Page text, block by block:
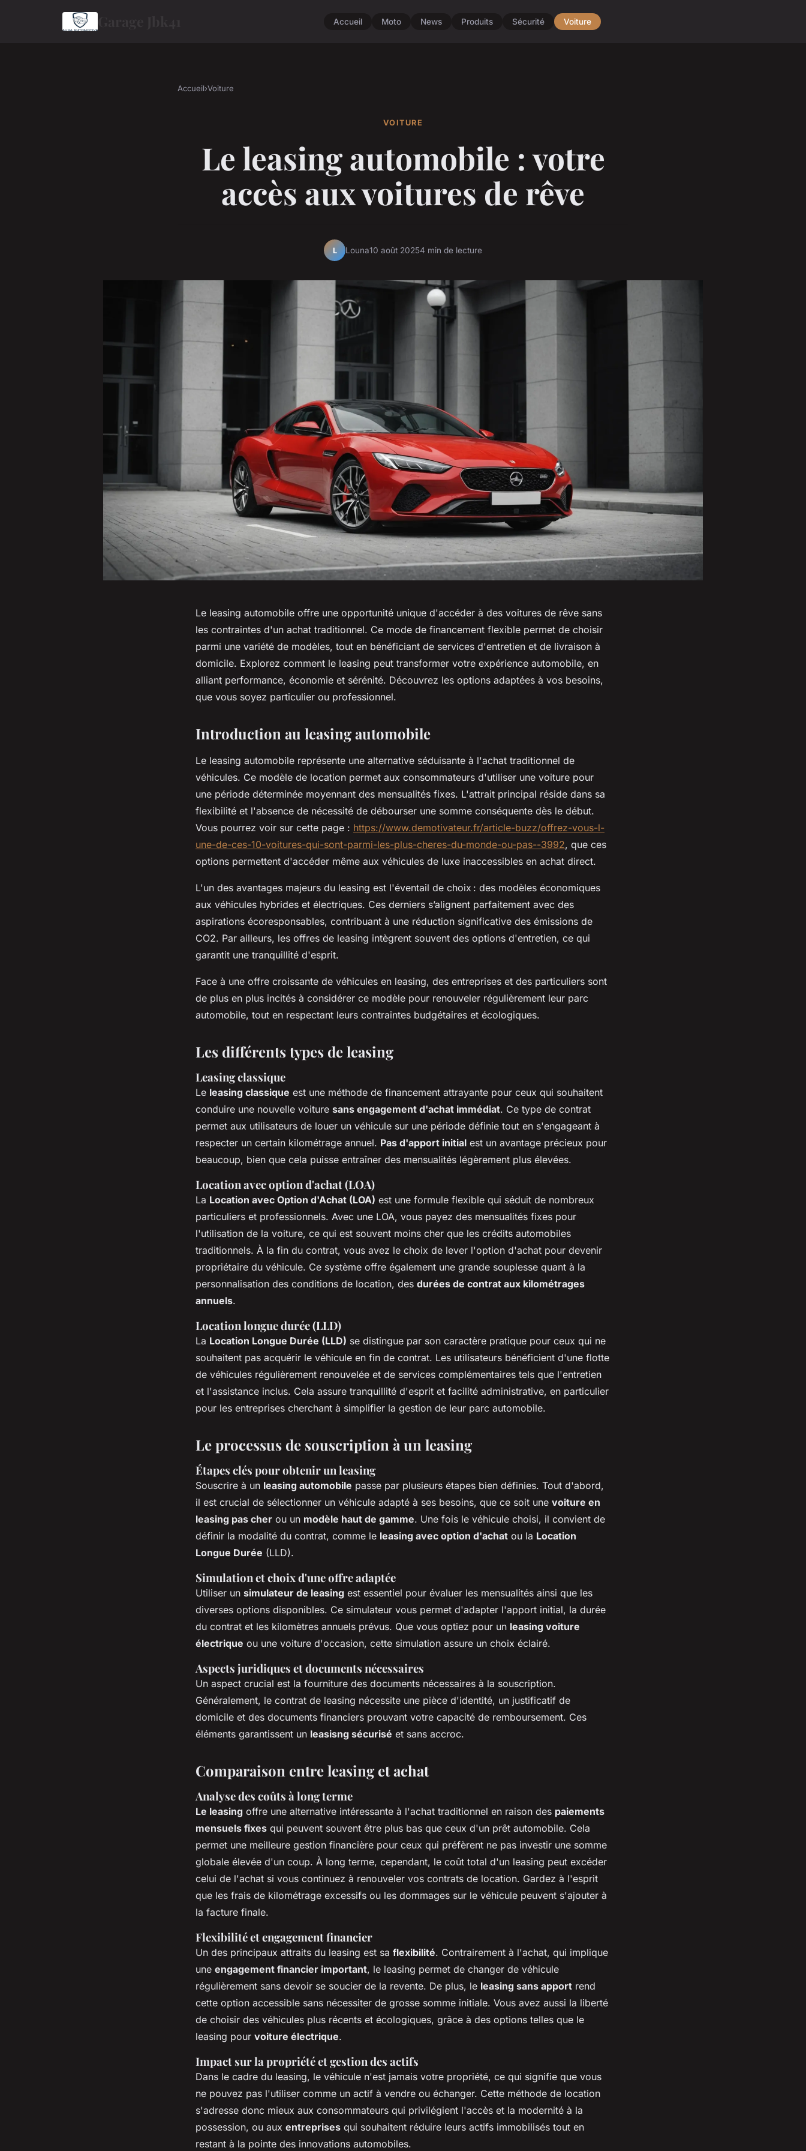
Accueil Moto News Produits Sécurité Voiture
Accueil›Voiture
VOITURE
Le leasing automobile : votre
accès aux voitures de rêve
L Louna10 août 20254 min de lecture
Le leasing automobile offre une opportunité unique d'accéder à des voitures de rêve sans
les contraintes d'un achat traditionnel. Ce mode de financement flexible permet de choisir
parmi une variété de modèles, tout en bénéficiant de services d'entretien et de livraison à
domicile. Explorez comment le leasing peut transformer votre expérience automobile, en
alliant performance, économie et sérénité. Découvrez les options adaptées à vos besoins,
que vous soyez particulier ou professionnel.
Introduction au leasing automobile
Le leasing automobile représente une alternative séduisante à l'achat traditionnel de
véhicules. Ce modèle de location permet aux consommateurs d'utiliser une voiture pour
une période déterminée moyennant des mensualités fixes. L'attrait principal réside dans sa
flexibilité et l'absence de nécessité de débourser une somme conséquente dès le début.
Vous pourrez voir sur cette page : https://www.demotivateur.fr/article-buzz/offrez-vous-l-
une-de-ces-10-voitures-qui-sont-parmi-les-plus-cheres-du-monde-ou-pas--3992, que ces
options permettent d'accéder même aux véhicules de luxe inaccessibles en achat direct.
L'un des avantages majeurs du leasing est l'éventail de choix : des modèles économiques
aux véhicules hybrides et électriques. Ces derniers s’alignent parfaitement avec des
aspirations écoresponsables, contribuant à une réduction significative des émissions de
CO2. Par ailleurs, les offres de leasing intègrent souvent des options d'entretien, ce qui
garantit une tranquillité d'esprit.
Face à une offre croissante de véhicules en leasing, des entreprises et des particuliers sont
de plus en plus incités à considérer ce modèle pour renouveler régulièrement leur parc
automobile, tout en respectant leurs contraintes budgétaires et écologiques.
Les différents types de leasing
Leasing classique
Le leasing classique est une méthode de financement attrayante pour ceux qui souhaitent
conduire une nouvelle voiture sans engagement d'achat immédiat. Ce type de contrat
permet aux utilisateurs de louer un véhicule sur une période définie tout en s'engageant à
respecter un certain kilométrage annuel. Pas d'apport initial est un avantage précieux pour
beaucoup, bien que cela puisse entraîner des mensualités légèrement plus élevées.
Location avec option d'achat (LOA)
La Location avec Option d'Achat (LOA) est une formule flexible qui séduit de nombreux
particuliers et professionnels. Avec une LOA, vous payez des mensualités fixes pour
l'utilisation de la voiture, ce qui est souvent moins cher que les crédits automobiles
traditionnels. À la fin du contrat, vous avez le choix de lever l'option d'achat pour devenir
propriétaire du véhicule. Ce système offre également une grande souplesse quant à la
personnalisation des conditions de location, des durées de contrat aux kilométrages
annuels.
Location longue durée (LLD)
La Location Longue Durée (LLD) se distingue par son caractère pratique pour ceux qui ne
souhaitent pas acquérir le véhicule en fin de contrat. Les utilisateurs bénéficient d'une flotte
de véhicules régulièrement renouvelée et de services complémentaires tels que l'entretien
et l'assistance inclus. Cela assure tranquillité d'esprit et facilité administrative, en particulier
pour les entreprises cherchant à simplifier la gestion de leur parc automobile.
Le processus de souscription à un leasing
Étapes clés pour obtenir un leasing
Souscrire à un leasing automobile passe par plusieurs étapes bien définies. Tout d'abord,
il est crucial de sélectionner un véhicule adapté à ses besoins, que ce soit une voiture en
leasing pas cher ou un modèle haut de gamme. Une fois le véhicule choisi, il convient de
définir la modalité du contrat, comme le leasing avec option d'achat ou la Location
Longue Durée (LLD).
Simulation et choix d'une offre adaptée
Utiliser un simulateur de leasing est essentiel pour évaluer les mensualités ainsi que les
diverses options disponibles. Ce simulateur vous permet d'adapter l'apport initial, la durée
du contrat et les kilomètres annuels prévus. Que vous optiez pour un leasing voiture
électrique ou une voiture d'occasion, cette simulation assure un choix éclairé.
Aspects juridiques et documents nécessaires
Un aspect crucial est la fourniture des documents nécessaires à la souscription.
Généralement, le contrat de leasing nécessite une pièce d'identité, un justificatif de
domicile et des documents financiers prouvant votre capacité de remboursement. Ces
éléments garantissent un leasisng sécurisé et sans accroc.
Comparaison entre leasing et achat
Analyse des coûts à long terme
Le leasing offre une alternative intéressante à l'achat traditionnel en raison des paiements
mensuels fixes qui peuvent souvent être plus bas que ceux d'un prêt automobile. Cela
permet une meilleure gestion financière pour ceux qui préfèrent ne pas investir une somme
globale élevée d'un coup. À long terme, cependant, le coût total d'un leasing peut excéder
celui de l'achat si vous continuez à renouveler vos contrats de location. Gardez à l'esprit
que les frais de kilométrage excessifs ou les dommages sur le véhicule peuvent s'ajouter à
la facture finale.
Flexibilité et engagement financier
Un des principaux attraits du leasing est sa flexibilité. Contrairement à l'achat, qui implique
une engagement financier important, le leasing permet de changer de véhicule
régulièrement sans devoir se soucier de la revente. De plus, le leasing sans apport rend
cette option accessible sans nécessiter de grosse somme initiale. Vous avez aussi la liberté
de choisir des véhicules plus récents et écologiques, grâce à des options telles que le
leasing pour voiture électrique.
Impact sur la propriété et gestion des actifs
Dans le cadre du leasing, le véhicule n'est jamais votre propriété, ce qui signifie que vous
ne pouvez pas l'utiliser comme un actif à vendre ou échanger. Cette méthode de location
s'adresse donc mieux aux consommateurs qui privilégient l'accès et la modernité à la
possession, ou aux entreprises qui souhaitent réduire leurs actifs immobilisés tout en
restant à la pointe des innovations automobiles.